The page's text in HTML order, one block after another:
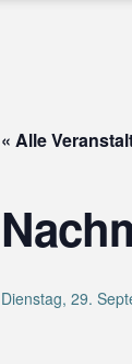
« Alle
Dienstag, 29.